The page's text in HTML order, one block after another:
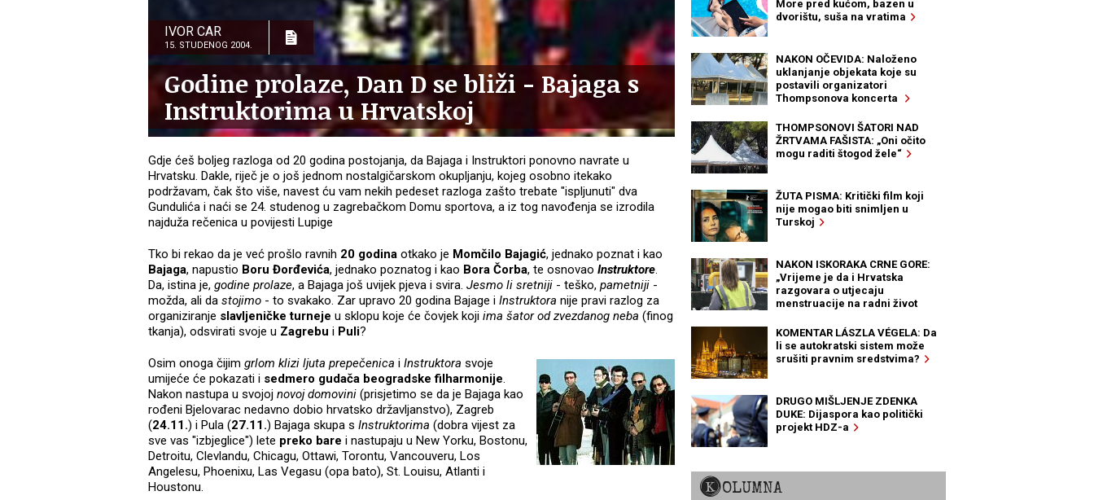
IVOR CAR
15. STUDENOG 2004.
Godine prolaze, Dan D se bliži - Bajaga s
Instruktorima u Hrvatskoj
Gdje ćeš boljeg razloga od 20 godina postojanja, da Bajaga i Instruktori ponovno navrate u
Hrvatsku. Dakle, riječ je o još jednom nostalgičarskom okupljanju, kojeg osobno itekako
podržavam, čak što više, navest ću vam nekih pedeset razloga zašto trebate "ispljunuti" dva
Gundulića i naći se 24. studenog u zagrebačkom Domu sportova, a iz tog navođenja se izrodila
najduža rečenica u povijesti Lupige
Tko bi rekao da je već prošlo ravnih 20 godina otkako je Momčilo Bajagić, jednako poznat i kao
Bajaga, napustio Boru Đorđevića, jednako poznatog i kao Bora Čorba, te osnovao Instruktore.
Da, istina je, godine prolaze, a Bajaga još uvijek pjeva i svira. Jesmo li sretniji - teško, pametniji -
možda, ali da stojimo - to svakako. Zar upravo 20 godina Bajage i Instruktora nije pravi razlog za
organiziranje slavljeničke turneje u sklopu koje će čovjek koji ima šator od zvezdanog neba (finog
tkanja), odsvirati svoje u Zagrebu i Puli?
Osim onoga čijim grlom klizi ljuta prepečenica i Instruktora svoje
umijeće će pokazati i sedmero gudača beogradske filharmonije.
Nakon nastupa u svojoj novoj domovini (prisjetimo se da je Bajaga kao
rođeni Bjelovarac nedavno dobio hrvatsko državljanstvo), Zagreb
(24.11.) i Pula (27.11.) Bajaga skupa s Instruktorima (dobra vijest za
sve vas "izbjeglice") lete preko bare i nastupaju u New Yorku, Bostonu,
Detroitu, Clevlandu, Chicagu, Ottawi, Torontu, Vancouveru, Los
Angelesu, Phoenixu, Las Vegasu (opa bato), St. Louisu, Atlanti i
Houstonu.
More pred kućom, bazen u
dvorištu, suša na vratima
NAKON OČEVIDA: Naloženo
uklanjanje objekata koje su
postavili organizatori
Thompsonova koncerta
THOMPSONOVI ŠATORI NAD
ŽRTVAMA FAŠISTA: „Oni očito
mogu raditi štogod žele“
ŽUTA PISMA: Kritički film koji
nije mogao biti snimljen u
Turskoj
NAKON ISKORAKA CRNE GORE:
„Vrijeme je da i Hrvatska
razgovara o utjecaju
menstruacije na radni život
KOMENTAR LÁSZLA VÉGELA: Da
li se autokratski sistem može
srušiti pravnim sredstvima?
DRUGO MIŠLJENJE ZDENKA
DUKE: Dijaspora kao politički
projekt HDZ-a
KOLUMNA